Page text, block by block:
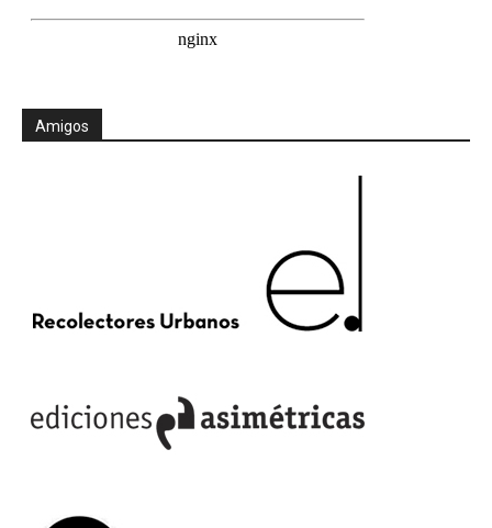
Amigos